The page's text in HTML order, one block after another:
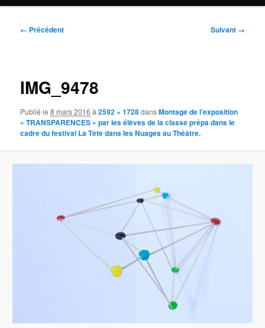
Navigation
← Précédent Suivant →
IMG_9478
Publié le8 mars 2016 à2592 × 1728dansMontage de l’exposition
« TRANSPARENCES » par les élèves de la classe prépa dans le
cadre du festival La Tête dans les Nuages au Théâtre.